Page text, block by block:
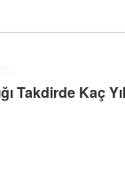
Takdirde Kaç